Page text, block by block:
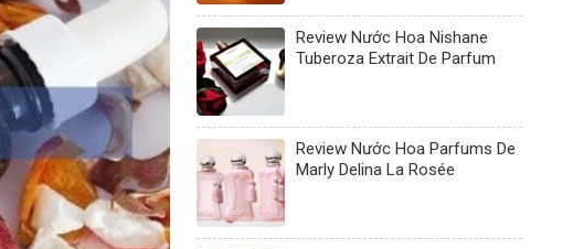
Review Nước Hoa Nishane
Tuberoza Extrait De Parfum
Review Nước Hoa Parfums De
Marly Delina La Rosée